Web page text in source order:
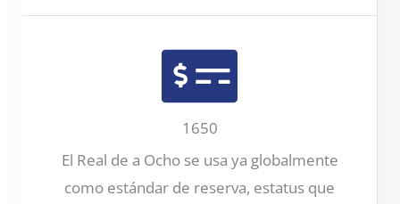
1650
El Real de a Ocho se usa ya globalmente
como estándar de reserva, estatus que